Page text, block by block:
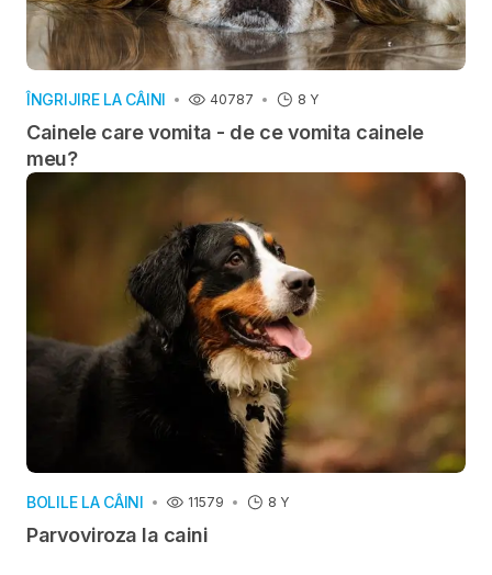
ÎNGRIJIRE LA CÂINI 40787 8 Y
Cainele care vomita - de ce vomita cainele
meu?
BOLILE LA CÂINI 11579 8 Y
Parvoviroza la caini